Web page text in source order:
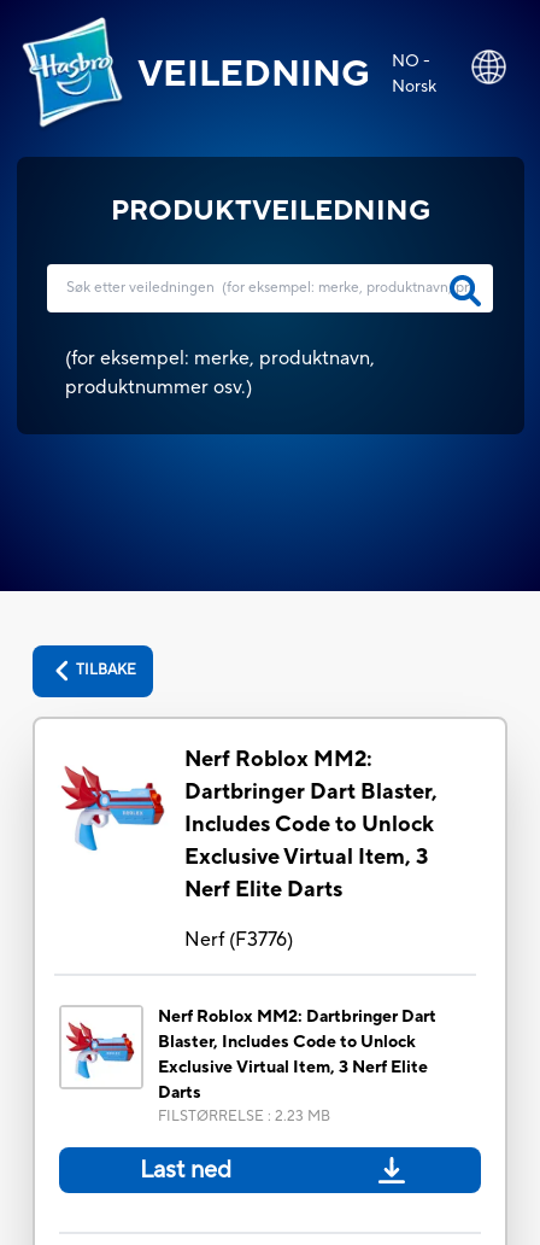
VEILEDNING
NO -
Norsk
PRODUKTVEILEDNING
(for eksempel: merke, produktnavn,
produktnummer osv.)
TILBAKE
Nerf Roblox MM2:
Dartbringer Dart Blaster,
Includes Code to Unlock
Exclusive Virtual Item, 3
Nerf Elite Darts
Nerf(F3776)
Nerf Roblox MM2: Dartbringer Dart
Blaster, Includes Code to Unlock
Exclusive Virtual Item, 3 Nerf Elite
Darts
FILSTØRRELSE : 2.23 MB
Last ned